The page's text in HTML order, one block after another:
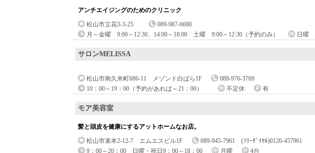
アンチエイジングのためのクリニック
松山市立花3-3-25
089-987-6680
月～金曜 9:00～12:30、14:00～18:00 土曜 9:00～12:30（予約のみ）
日曜
サロンMELISSA
松山市南久米町686-11 メゾンド白ばら1F
089-976-3769
10：00～19：00（予約があれば～21：00）
不定休 有
モア美容室
髪と頭皮を健康にするアットホームなお店。
松山市束本2-12-7 エムエスビル1F
089-945-7961 (ﾌﾘｰﾀﾞｲﾔﾙ)0120-457961
9：00～20：00 日曜・祝日9：00～18：00
月曜 4台